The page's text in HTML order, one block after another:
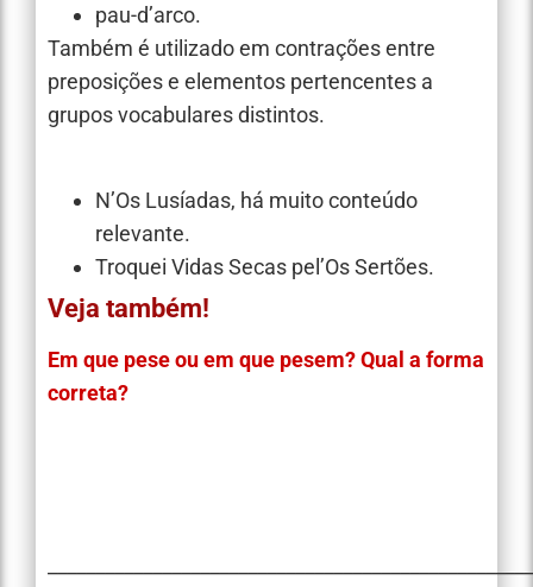
pau-d’arco.
Também é utilizado em contrações entre
preposições e elementos pertencentes a
grupos vocabulares distintos.
N’Os Lusíadas, há muito conteúdo
relevante.
Troquei Vidas Secas pel’Os Sertões.
Veja também!
Em que pese ou em que pesem? Qual a forma
correta?